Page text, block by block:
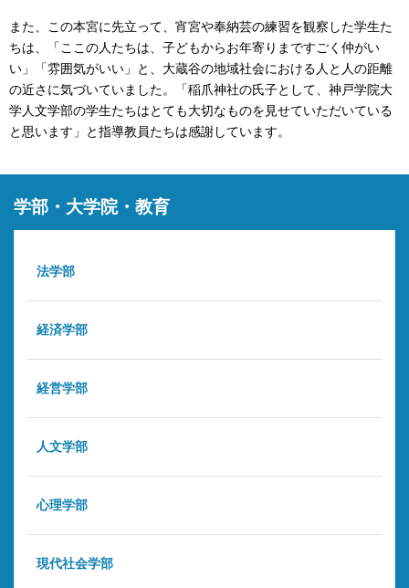
また、この本宮に先立って、宵宮や奉納芸の練習を観察した学生た
ちは、「ここの人たちは、子どもからお年寄りまですごく仲がい
い」「雰囲気がいい」と、大蔵谷の地域社会における人と人の距離
の近さに気づいていました。「稲爪神社の氏子として、神戸学院大
学人文学部の学生たちはとても大切なものを見せていただいている
と思います」と指導教員たちは感謝しています。
学部・大学院・教育
法学部
経済学部
経営学部
人文学部
心理学部
現代社会学部